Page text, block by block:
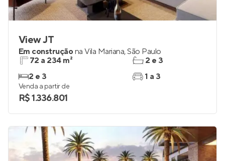
View JT
Em construçãona Vila Mariana,São Paulo
72 a 234 m²
2 e 3
2 e 3
1 a 3
Venda a partir de
R$ 1.336.801